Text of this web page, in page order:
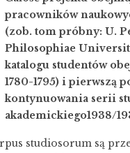
pracowników
(zob. tom próbny: U.
Philosophiae
katalogu studentów
1780-1795) i pierwszą
kontynuowania serii
akademickiego1938/
studiosorum są